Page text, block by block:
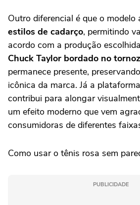
Outro diferencial é que o modelo
estilos de cadarço, permitindo
acordo com a produção
Chuck Taylor bordado no
permanece presente,
icônica da marca. Já a
contribui para alongar
um efeito moderno que vem
consumidoras de diferentes
Como usar o tênis rosa sem
PUBLICIDADE